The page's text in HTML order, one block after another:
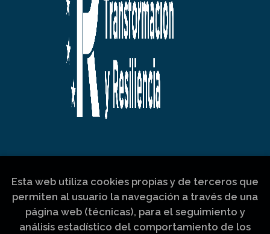
Esta web utiliza cookies propias y de terceros que
permiten al usuario la navegación a través de una
página web (técnicas), para el seguimiento y
análisis estadístico del comportamiento de los